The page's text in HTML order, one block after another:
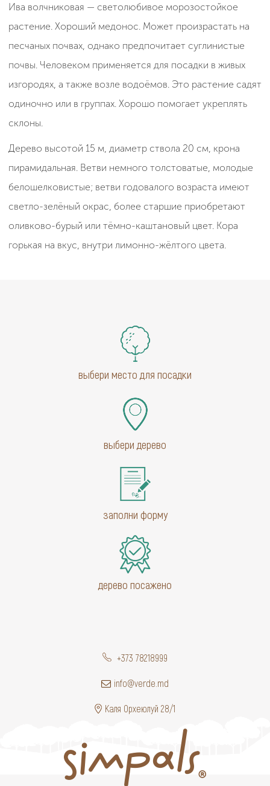
Ива волчниковая — светолюбивое морозостойкое
растение. Хороший медонос. Может произрастать на
песчаных почвах, однако предпочитает суглинистые
почвы. Человеком применяется для посадки в живых
изгородях, а также возле водоёмов. Это растение садят
одиночно или в группах. Хорошо помогает укреплять
склоны.
Дерево высотой 15 м, диаметр ствола 20 см, крона
пирамидальная. Ветви немного толстоватые, молодые
белошелковистые; ветви годовалого возраста имеют
светло-зелёный окрас, более старшие приобретают
оливково-бурый или тёмно-каштановый цвет. Кора
горькая на вкус, внутри лимонно-жёлтого цвета.
выбери место для посадки
выбери дерево
заполни форму
дерево посажено
+373 78218999
info@verde.md
Каля Орхеюлуй 28/1